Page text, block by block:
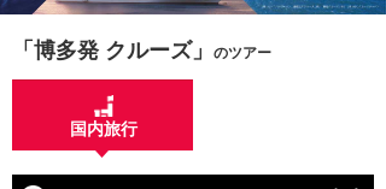
「博多発 クルーズ」 のツアー
国内旅行